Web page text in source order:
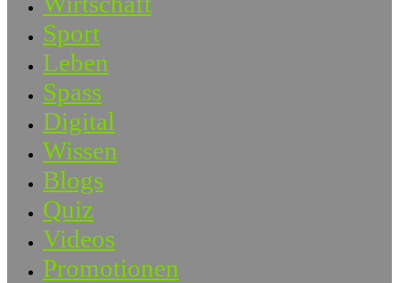
Sport
Leben
Spass
Digital
Wissen
Blogs
Quiz
Videos
Promotionen